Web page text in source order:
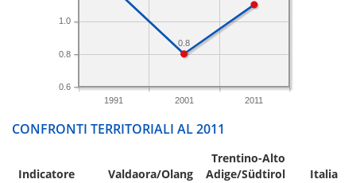
1991 2001 2011
0.6
0.8
1.0
0.8
CONFRONTI TERRITORIALI AL 2011
Indicatore Valdaora/Olang
Trentino-Alto
Adige/Südtirol
Italia